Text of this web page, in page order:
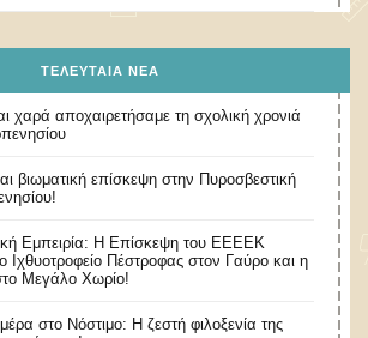
ΤΕΛΕΥΤΑΊΑ ΝΈΑ
χαρά αποχαιρετήσαμε τη σχολική χρονιά
βιωματική επίσκεψη στην Πυροσβεστική
Εμπειρία: Η Επίσκεψη του ΕΕΕΕΚ
Ιχθυοτροφείο Πέστροφας στον Γαύρο και η
Μεγάλο Χωρίο!
στο Νόστιμο: Η ζεστή φιλοξενία της